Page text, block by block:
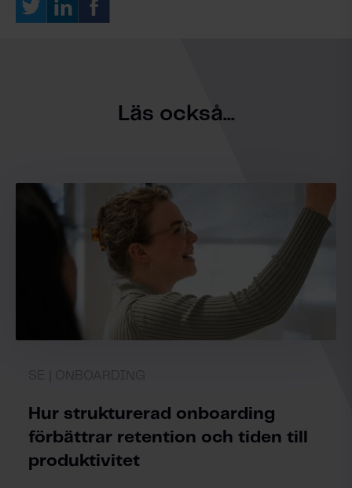
Läs också...
Hur strukturerad onboarding
förbättrar retention och tiden till
produktivitet